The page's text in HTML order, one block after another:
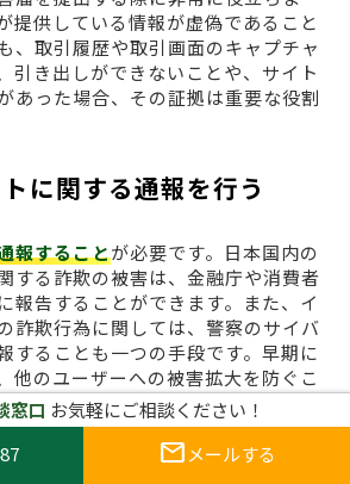
提供している情報が虚偽であること
、取引履歴や取引画面のキャプチャ
引き出しができないことや、サイト
あった場合、その証拠は重要な役割
に関する通報を行う
報することが必要です。日本国内の
する詐欺の被害は、金融庁や消費者
報告することができます。また、イ
詐欺行為に関しては、警察のサイバ
することも一つの手段です。早期に
他のユーザーへの被害拡大を防ぐこ
。国外の業者に関しても、詐欺行為
、国際的な詐欺対策機関に通報する
窓口 お気軽にご相談ください！
mail メールする